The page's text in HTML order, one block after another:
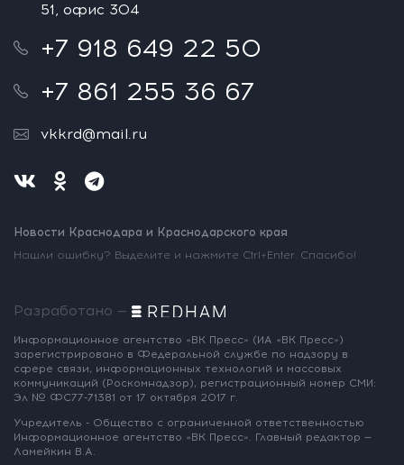
51, офис 304
+7 918 649 22 50
+7 861 255 36 67
vkkrd@mail.ru
Новости Краснодара и Краснодарского края
Нашли ошибку? Выделите и нажмите Ctrl+Enter. Спасибо!
Разработано —
Информационное агентство «ВК Пресс» (ИА «ВК Пресс»)
зарегистрировано в Федеральной службе по надзору в
сфере связи, информационных технологий и массовых
коммуникаций (Роскомнадзор), регистрационный номер СМИ:
Эл № ФС77-71381 от 17 октября 2017 г.
Учредитель - Общество с ограниченной ответственностью
Информационное агентство «ВК Пресс». Главный редактор —
Ламейкин В.А.